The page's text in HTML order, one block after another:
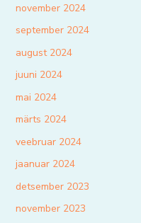
november 2024
september 2024
august 2024
juuni 2024
mai 2024
märts 2024
veebruar 2024
jaanuar 2024
detsember 2023
november 2023